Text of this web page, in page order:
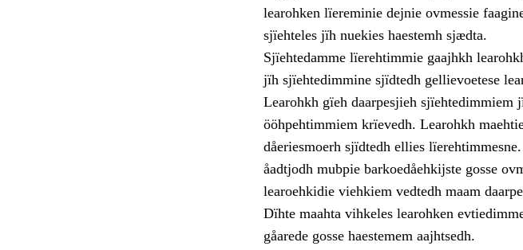
learohken lïereminie dejnie ovmessie
sjïehteles jïh nuekies haestemh sjædta.
Sjïehtedamme lïerehtimmie gaajhkh
jïh sjïehtedimmine sjïdtedh gellievoetese
Learohkh gïeh daarpesjieh sjïehtedimmiem
ööhpehtimmiem krïevedh. Learohkh
dåeriesmoerh sjïdtedh ellies
åadtjodh mubpie barkoedåehkijste gosse
learoehkidie viehkiem vedtedh maam
Dïhte maahta vihkeles learohken
gåarede gosse haestemem aajhtsedh.